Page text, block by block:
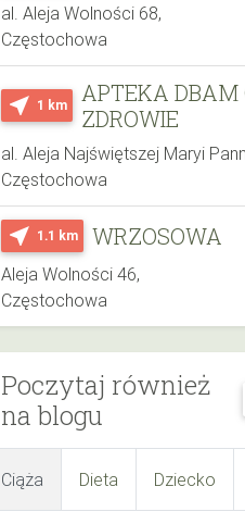
al. Aleja Wolności 68,
Częstochowa
near_me 1 km
APTEKA DBAM
ZDROWIE
al. Aleja Najświętszej Maryi
Częstochowa
near_me 1.1 km WRZOSOWA
Aleja Wolności 46,
Częstochowa
Poczytaj również
na blogu
Ciąża Dieta Dziecko